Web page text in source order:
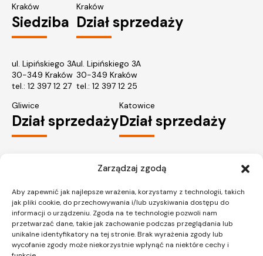
Zarządzaj zgodą
Aby zapewnić jak najlepsze wrażenia, korzystamy z technologii, takich
jak pliki cookie, do przechowywania i/lub uzyskiwania dostępu do
informacji o urządzeniu. Zgoda na te technologie pozwoli nam
przetwarzać dane, takie jak zachowanie podczas przeglądania lub
unikalne identyfikatory na tej stronie. Brak wyrażenia zgody lub
wycofanie zgody może niekorzystnie wpłynąć na niektóre cechy i
Kraków
Siedziba
ul. Lipińskiego 3A
30-349 Kraków
tel.: 12 397 12 27
Kraków
Dział sprzedaży
ul. Lipińskiego 3A
30-349 Kraków
tel.: 12 397 12 25
Gliwice
Dział sprzedaży
Katowice
Dział sprzedaży
ul. Chorzowska 216/A
40-101 Katowice
Warszawa
Dział sprzedaży